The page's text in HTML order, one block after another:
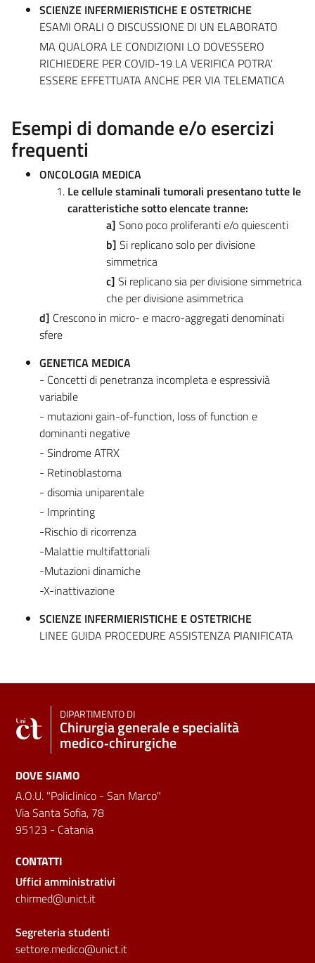
SCIENZE INFERMIERISTICHE E OSTETRICHE
ESAMI ORALI O DISCUSSIONE DI UN ELABORATO
MA QUALORA LE CONDIZIONI LO DOVESSERO
RICHIEDERE PER COVID-19 LA VERIFICA POTRA'
ESSERE EFFETTUATA ANCHE PER VIA TELEMATICA
Esempi di domande e/o esercizi
frequenti
ONCOLOGIA MEDICA
Le cellule staminali tumorali presentano tutte le
caratteristiche sotto elencate tranne:
a] Sono poco proliferanti e/o quiescenti
b] Si replicano solo per divisione
simmetrica
c] Si replicano sia per divisione simmetrica
che per divisione asimmetrica
d] Crescono in micro- e macro-aggregati denominati
sfere
GENETICA MEDICA
- Concetti di penetranza incompleta e espressivià
variabile
- mutazioni gain-of-function, loss of function e
dominanti negative
- Sindrome ATRX
- Retinoblastoma
- disomia uniparentale
- Imprinting
-Rischio di ricorrenza
-Malattie multifattoriali
-Mutazioni dinamiche
-X-inattivazione
SCIENZE INFERMIERISTICHE E OSTETRICHE
LINEE GUIDA PROCEDURE ASSISTENZA PIANIFICATA
DIPARTIMENTO DI
Chirurgia generale e specialità
medico‑chirurgiche
DOVE SIAMO
A.O.U. "Policlinico - San Marco"
Via Santa Sofia, 78
95123 - Catania
CONTATTI
Uffici amministrativi
chirmed@unict.it
Segreteria studenti
settore.medico@unict.it